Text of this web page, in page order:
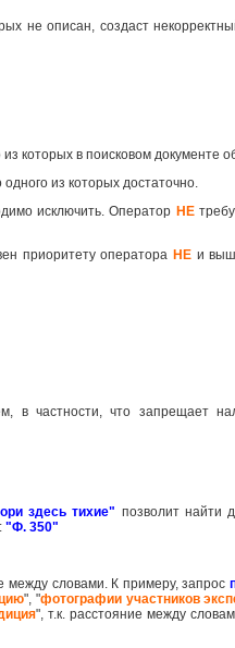
не описан, создаст
которых в поисковом документе
из которых достаточно.
исключить. Оператор НЕ
приоритету оператора НЕи
в частности, что запрещает
здесь тихие" позволит найти
"Ф. 350"
между словами. К примеру, запрос
", "фотографии участников
", т.к. расстояние между